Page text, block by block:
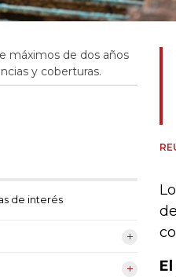
máximos de dos años
y coberturas.
de interés